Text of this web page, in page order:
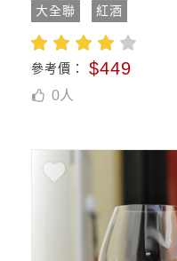
大全聯 紅酒
參考價： $449
0人